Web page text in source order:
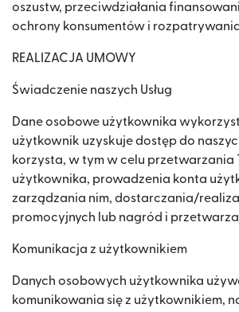
oszustw, przeciwdziałania
ochrony konsumentów i
REALIZACJA UMOWY
Świadczenie naszych Usług
Dane osobowe użytkownika
użytkownik uzyskuje dostęp do
korzysta, w tym w celu przetwarzania
użytkownika, prowadzenia konta
zarządzania nim, dostarczania/
promocyjnych lub nagród i
Komunikacja z użytkownikiem
Danych osobowych użytkownika
komunikowania się z użytkownikiem,